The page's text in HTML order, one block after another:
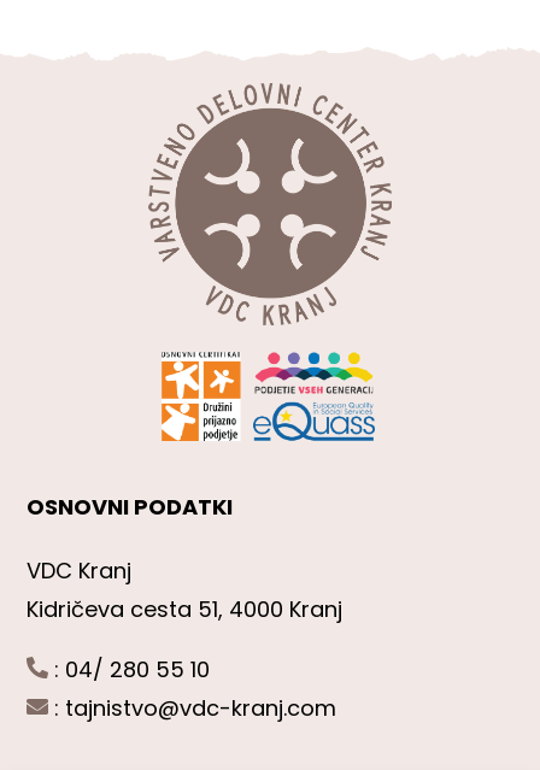
OSNOVNI PODATKI
VDC Kranj
Kidričeva cesta 51, 4000 Kranj
: 04/ 280 55 10
: tajnistvo@vdc-kranj.com